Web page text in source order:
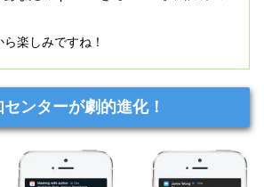
ら楽しみですね！
センターが劇的進化！